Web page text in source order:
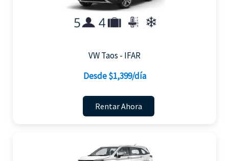
VW Taos - IFAR
Desde $1,399/día
Rentar Ahora